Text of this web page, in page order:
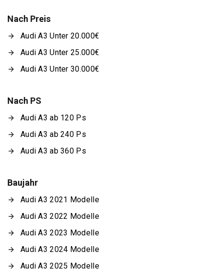
Nach Preis
Audi A3 Unter 20.000€
Audi A3 Unter 25.000€
Audi A3 Unter 30.000€
Nach PS
Audi A3 ab 120 Ps
Audi A3 ab 240 Ps
Audi A3 ab 360 Ps
Baujahr
Audi A3 2021 Modelle
Audi A3 2022 Modelle
Audi A3 2023 Modelle
Audi A3 2024 Modelle
Audi A3 2025 Modelle